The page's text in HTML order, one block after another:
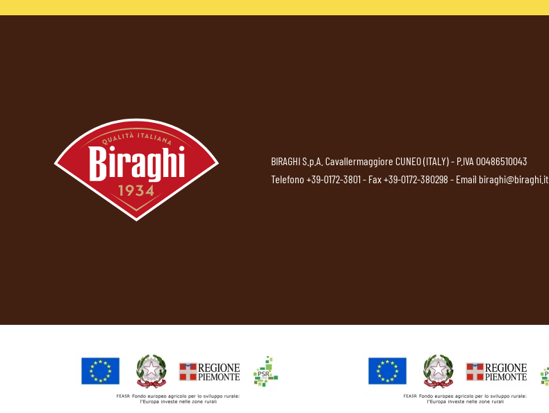
BIRAGHI S.p.A. Cavallermaggiore CUNEO (ITALY) - P.IVA 00486510043
Telefono +39-0172-3801- Fax +39-0172-380298 - Email biraghi@biraghi.it